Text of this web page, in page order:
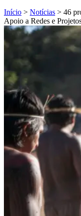
Início > Notícias > 46
Apoio a Redes e